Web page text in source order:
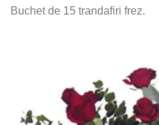
Buchet de 15 trandafiri frez.